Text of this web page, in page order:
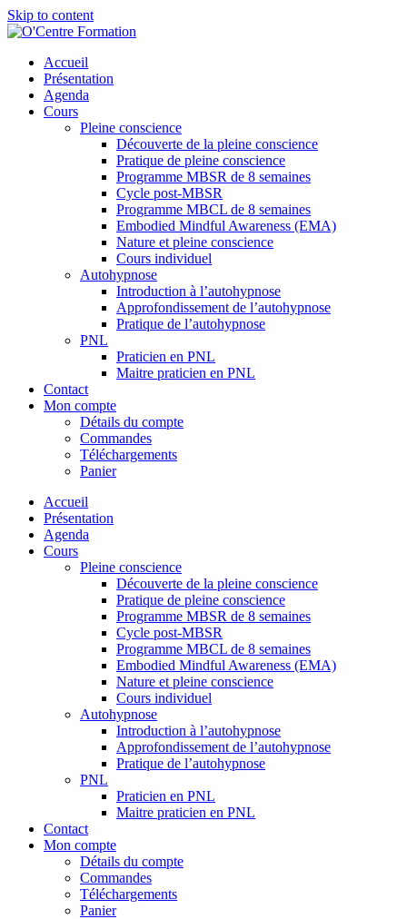
Skip to content
Accueil
Présentation
Agenda
Cours
Pleine conscience
Découverte de la pleine conscience
Pratique de pleine conscience
Programme MBSR de 8 semaines
Cycle post-MBSR
Programme MBCL de 8 semaines
Embodied Mindful Awareness (EMA)
Nature et pleine conscience
Cours individuel
Autohypnose
Introduction à l’autohypnose
Approfondissement de l’autohypnose
Pratique de l’autohypnose
PNL
Praticien en PNL
Maitre praticien en PNL
Contact
Mon compte
Détails du compte
Commandes
Téléchargements
Panier
Accueil
Présentation
Agenda
Cours
Pleine conscience
Découverte de la pleine conscience
Pratique de pleine conscience
Programme MBSR de 8 semaines
Cycle post-MBSR
Programme MBCL de 8 semaines
Embodied Mindful Awareness (EMA)
Nature et pleine conscience
Cours individuel
Autohypnose
Introduction à l’autohypnose
Approfondissement de l’autohypnose
Pratique de l’autohypnose
PNL
Praticien en PNL
Maitre praticien en PNL
Contact
Mon compte
Détails du compte
Commandes
Téléchargements
Panier